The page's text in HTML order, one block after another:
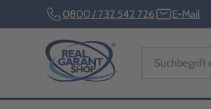
0800 / 732 542 726 E-Mail